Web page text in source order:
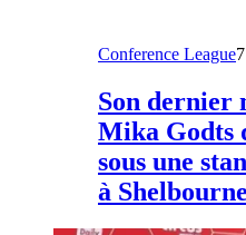
Conference League
Son dernier
Mika Godts
sous une
à Shelbourne